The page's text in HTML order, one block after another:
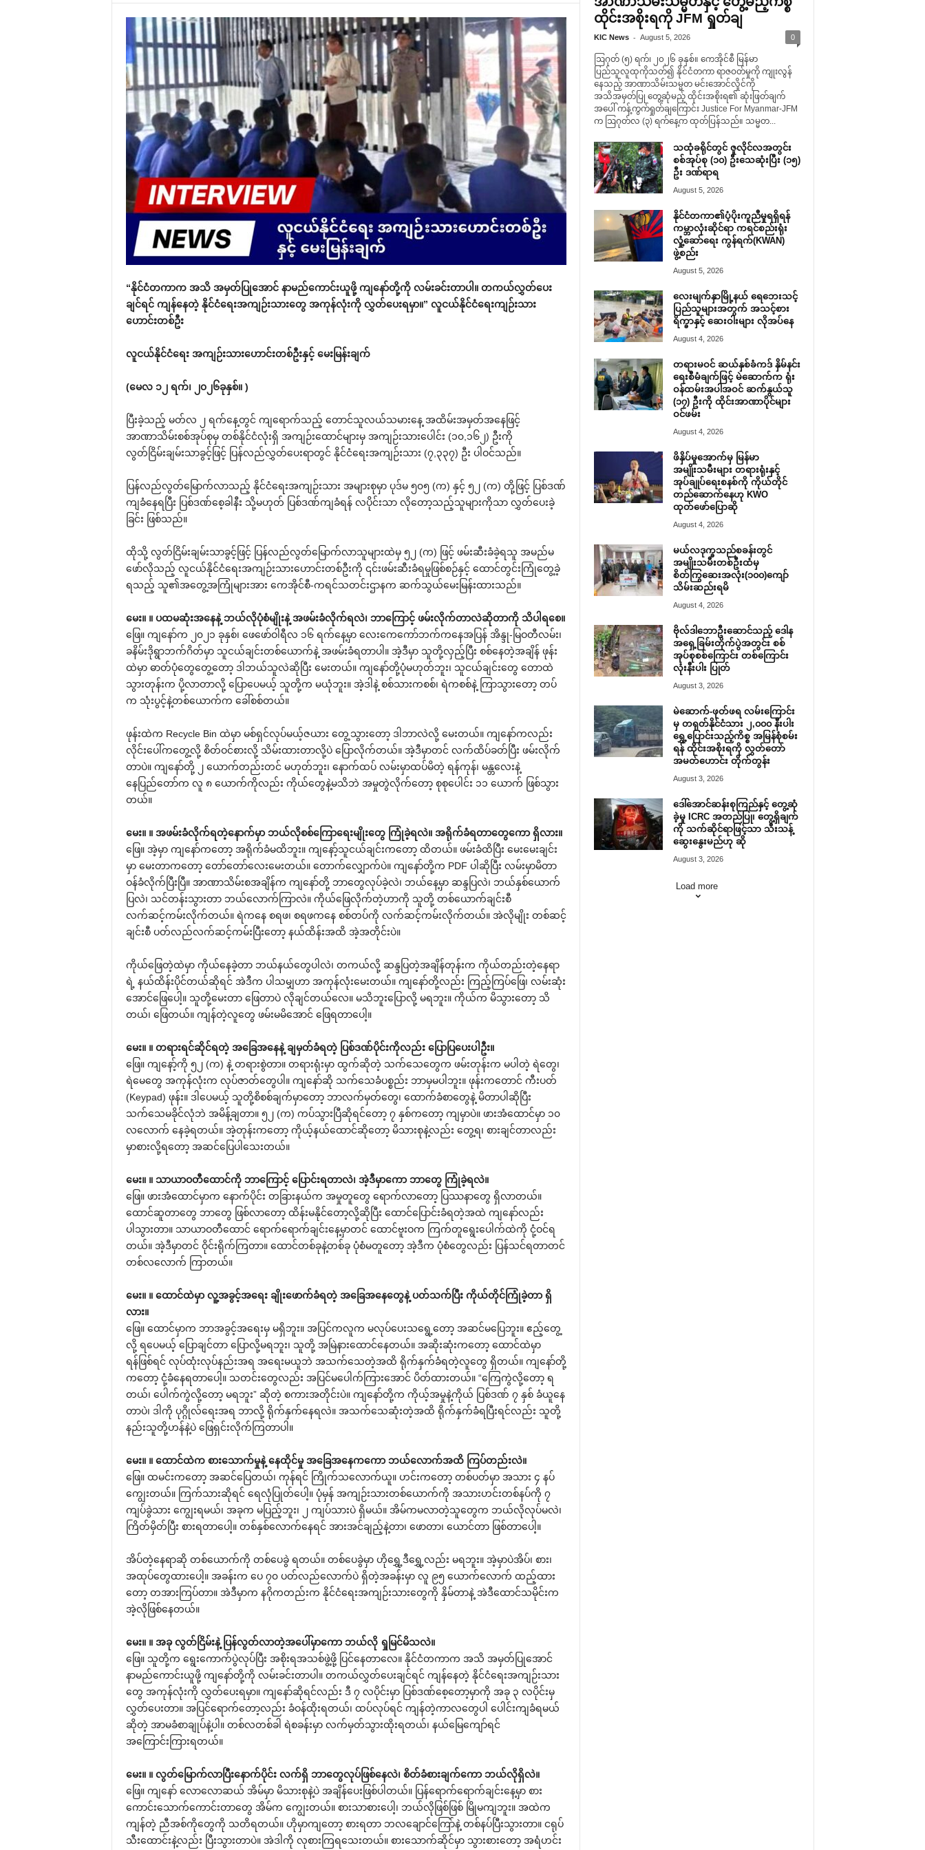
“နိုင်ငံတကာက အသိ အမှတ်ပြုအောင် နာမည်ကောင်းယူဖို့ ကျနော်တို့ကို လမ်းခင်းတာပါ။ တကယ်လွှတ်ပေး
ချင်ရင် ကျန်နေတဲ့ နိုင်ငံရေးအကျဉ်းသားတွေ အကုန်လုံးကို လွှတ်ပေးရမှာ။” လူငယ်နိုင်ငံရေးကျဉ်းသား
ဟောင်းတစ်ဦး
လူငယ်နိုင်ငံရေး အကျဉ်းသားဟောင်းတစ်ဦးနှင့် မေးမြန်းချက်
(မေလ ၁၂ ရက်၊ ၂၀၂၆ခုနှစ်။ )
ပြီးခဲ့သည့် မတ်လ ၂ ရက်နေ့တွင် ကျရောက်သည့် တောင်သူလယ်သမားနေ့ အထိမ်းအမှတ်အနေဖြင့်
အာဏာသိမ်းစစ်အုပ်စုမှ တစ်နိုင်ငံလုံးရှိ အကျဉ်းထောင်များမှ အကျဉ်းသားပေါင်း (၁၀,၁၆၂) ဦးကို
လွတ်ငြိမ်းချမ်းသာခွင့်ဖြင့် ပြန်လည်လွှတ်ပေးရာတွင် နိုင်ငံရေးအကျဉ်းသား (၇,၃၃၇) ဦး ပါဝင်သည်။
ပြန်လည်လွတ်မြောက်လာသည့် နိုင်ငံရေးအကျဉ်းသား အများစုမှာ ပုဒ်မ ၅၀၅ (က) နှင့် ၅၂ (က) တို့ဖြင့် ပြစ်ဒဏ်
ကျခံနေရပြီး ပြစ်ဒဏ်စေ့ခါနီး သို့မဟုတ် ပြစ်ဒဏ်ကျခံရန် လပိုင်းသာ လိုတော့သည့်သူများကိုသာ လွှတ်ပေးခဲ့
ခြင်း ဖြစ်သည်။
ထိုသို့ လွတ်ငြိမ်းချမ်းသာခွင့်ဖြင့် ပြန်လည်လွတ်မြောက်လာသူများထဲမှ ၅၂ (က) ဖြင့် ဖမ်းဆီးခံခဲ့ရသူ အမည်မ
ဖော်လိုသည့် လူငယ်နိုင်ငံရေးအကျဉ်းသားဟောင်းတစ်ဦးကို ၎င်းဖမ်းဆီးခံရမှုဖြစ်စဉ်နှင့် ထောင်တွင်းကြုံတွေ့ခဲ့
ရသည့် သူ၏အတွေ့အကြုံများအား ကေအိုင်စီ-ကရင်သတင်းဌာနက ဆက်သွယ်မေးမြန်းထားသည်။
မေး။ ။ ပထမဆုံးအနေနဲ့ ဘယ်လိုပုံစံမျိုးနဲ့ အဖမ်းခံလိုက်ရလဲ၊ ဘာကြောင့် ဖမ်းလိုက်တာလဲဆိုတာကို သိပါရစေ။
ဖြေ။ ကျနော်က ၂၀၂၁ ခုနှစ်၊ ဖေဖော်ဝါရီလ ၁၆ ရက်နေ့မှာ လေးကေကော်ဘက်ကနေအပြန် အိန္ဒု-မြဝတီလမ်း၊
ခနိမ်းဒိုရွာဘက်ဂိတ်မှာ သူငယ်ချင်းတစ်ယောက်နဲ့ အဖမ်းခံရတာပါ။ အဲ့ဒီမှာ သူတို့လှည့်ပြီး စစ်နေတဲ့အချိန် ဖုန်း
ထဲမှာ ဓာတ်ပုံတွေတွေ့တော့ ဒါဘယ်သူလဲဆိုပြီး မေးတယ်။ ကျနော်တို့ပုံမဟုတ်ဘူး၊ သူငယ်ချင်းတွေ တောထဲ
သွားတုန်းက ပို့လာတာလို့ ပြောပေမယ့် သူတို့က မယုံဘူး။ အဲ့ဒါနဲ့ စစ်သားကစစ်၊ ရဲကစစ်နဲ့ ကြာသွားတော့ တပ်
က သုံးပွင့်နဲ့တစ်ယောက်က ခေါ်စစ်တယ်။
ဖုန်းထဲက Recycle Bin ထဲမှာ မစ်ရှင်လုပ်မယ့်ဇယား တွေ့သွားတော့ ဒါဘာလဲလို့ မေးတယ်။ ကျနော်ကလည်း
လိုင်းပေါ်ကတွေ့လို့ စိတ်ဝင်စားလို့ သိမ်းထားတာလို့ပဲ ပြောလိုက်တယ်။ အဲ့ဒီမှာတင် လက်ထိပ်ခတ်ပြီး ဖမ်းလိုက်
တာပဲ။ ကျနော်တို့ ၂ ယောက်တည်းတင် မဟုတ်ဘူး၊ နောက်ထပ် လမ်းမှာထပ်မိတဲ့ ရန်ကုန်၊ မန္တလေးနဲ့
နေပြည်တော်က လူ ၈ ယောက်ကိုလည်း ကိုယ်တွေနဲ့မသိဘဲ အမှုတွဲလိုက်တော့ စုစုပေါင်း ၁၁ ယောက် ဖြစ်သွား
တယ်။
မေး။ ။ အဖမ်းခံလိုက်ရတဲ့နောက်မှာ ဘယ်လိုစစ်ကြောရေးမျိုးတွေ ကြုံခဲ့ရလဲ။ အရိုက်ခံရတာတွေကော ရှိလား။
ဖြေ။ အဲ့မှာ ကျနော်ကတော့ အရိုက်ခံမထိဘူး။ ကျနော့်သူငယ်ချင်းကတော့ ထိတယ်။ ဖမ်းခံထိပြီး မေးမေးချင်း
မှာ မေးတာကတော့ တော်တော်လေးမေးတယ်။ တောက်လျှောက်ပဲ။ ကျနော်တို့က PDF ပါဆိုပြီး လမ်းမှာမိတာ
ဝန်ခံလိုက်ပြီးပြီ။ အာဏာသိမ်းစအချိန်က ကျနော်တို့ ဘာတွေလုပ်ခဲ့လဲ၊ ဘယ်နေ့မှာ ဆန္ဒပြလဲ၊ ဘယ်နှစ်ယောက်
ပြလဲ၊ သင်တန်းသွားတာ ဘယ်လောက်ကြာလဲ။ ကိုယ်ဖြေလိုက်တဲ့ဟာကို သူတို့ တစ်ယောက်ချင်းစီ
လက်ဆင့်ကမ်းလိုက်တယ်။ ရဲကနေ စရဖ၊ စရဖကနေ စစ်တပ်ကို လက်ဆင့်ကမ်းလိုက်တယ်။ အဲလိုမျိုး တစ်ဆင့်
ချင်းစီ ပတ်လည်လက်ဆင့်ကမ်းပြီးတော့ နယ်ထိန်းအထိ အဲ့အတိုင်းပဲ။
ကိုယ်ဖြေတဲ့ထဲမှာ ကိုယ်နေခဲ့တာ ဘယ်နယ်တွေပါလဲ၊ တကယ်လို့ ဆန္ဒပြတဲ့အချိန်တုန်းက ကိုယ်တည်းတဲ့နေရာ
ရဲ့ နယ်ထိန်းပိုင်တယ်ဆိုရင် အဲဒီက ပါသမျှဟာ အကုန်လုံးမေးတယ်။ ကျနော်တို့လည်း ကြည့်ကြပ်ဖြေ၊ လမ်းဆုံး
အောင်ဖြေပေါ့။ သူတို့မေးတာ ဖြေတာပဲ လိုချင်တယ်လေ။ မသိဘူးပြောလို့ မရဘူး။ ကိုယ်က မိသွားတော့ သိ
တယ်၊ ဖြေတယ်။ ကျန်တဲ့လူတွေ ဖမ်းမမိအောင် ဖြေရတာပေါ့။
မေး။ ။ တရားရင်ဆိုင်ရတဲ့ အခြေအနေနဲ့ ချမှတ်ခံရတဲ့ ပြစ်ဒဏ်ပိုင်းကိုလည်း ပြောပြပေးပါဦး။
ဖြေ။ ကျနော့်ကို ၅၂ (က) နဲ့ တရားစွဲတာ။ တရားရုံးမှာ ထွက်ဆိုတဲ့ သက်သေတွေက ဖမ်းတုန်းက မပါတဲ့ ရဲတွေ၊
ရဲမေတွေ အကုန်လုံးက လုပ်ဇာတ်တွေပါ။ ကျနော်ဆို သက်သေခံပစ္စည်း ဘာမှမပါဘူး။ ဖုန်းကတောင် ကီးပတ်
(Keypad) ဖုန်း။ ဒါပေမယ့် သူတို့စိစစ်ချက်မှာတော့ ဘာလက်မှတ်တွေ၊ ထောက်ခံစာတွေနဲ့ မိတာပါဆိုပြီး
သက်သေမခိုင်လုံဘဲ အမိန့်ချတာ။ ၅၂ (က) ကပ်သွားပြီဆိုရင်တော့ ၇ နှစ်ကတော့ ကျမှာပဲ။ ဖားအံထောင်မှာ ၁၀
လလောက် နေခဲ့ရတယ်။ အဲ့တုန်းကတော့ ကိုယ့်နယ်ထောင်ဆိုတော့ မိသားစုနဲ့လည်း တွေ့ရ၊ စားချင်တာလည်း
မှာစားလို့ရတော့ အဆင်ပြေပါသေးတယ်။
မေး။ ။ သာယာဝတီထောင်ကို ဘာကြောင့် ပြောင်းရတာလဲ၊ အဲ့ဒီမှာကော ဘာတွေ ကြုံခဲ့ရလဲ။
ဖြေ။ ဖားအံထောင်မှာက နောက်ပိုင်း တခြားနယ်က အမှုတူတွေ ရောက်လာတော့ ပြဿနာတွေ ရှိလာတယ်။
ထောင်ဆူတာတွေ ဘာတွေ ဖြစ်လာတော့ ထိန်းမနိုင်တော့လို့ဆိုပြီး ထောင်ပြောင်းခံရတဲ့အထဲ ကျနော်လည်း
ပါသွားတာ။ သာယာဝတီထောင် ရောက်ရောက်ချင်းနေ့မှာတင် ထောင်ဗူးဝက ကြက်တူရွေးပေါက်ထဲကို ငုံ့ဝင်ရ
တယ်။ အဲ့ဒီမှာတင် ဝိုင်းရိုက်ကြတာ။ ထောင်တစ်ခုနဲ့တစ်ခု ပုံစံမတူတော့ အဲ့ဒီက ပုံစံတွေလည်း ပြန်သင်ရတာတင်
တစ်လလောက် ကြာတယ်။
မေး။ ။ ထောင်ထဲမှာ လူ့အခွင့်အရေး ချိုးဖောက်ခံရတဲ့ အခြေအနေတွေနဲ့ ပတ်သက်ပြီး ကိုယ်တိုင်ကြုံခဲ့တာ ရှိ
လား။
ဖြေ။ ထောင်မှာက ဘာအခွင့်အရေးမှ မရှိဘူး။ အပြင်ကလူက မလုပ်ပေးသရွေ့တော့ အဆင်မပြေဘူး။ ဧည့်တွေ့
လို့ ရပေမယ့် ပြောချင်တာ ပြောလို့မရဘူး၊ သူတို့ အမြဲနားထောင်နေတယ်။ အဆိုးဆုံးကတော့ ထောင်ထဲမှာ
ရန်ဖြစ်ရင် လုပ်ထုံးလုပ်နည်းအရ အရေးမယူဘဲ အသက်သေတဲ့အထိ ရိုက်နှက်ခံရတဲ့လူတွေ ရှိတယ်။ ကျနော်တို့
ကတော့ ငုံ့ခံနေရတာပေါ့။ သတင်းတွေလည်း အပြင်မပေါက်ကြားအောင် ပိတ်ထားတယ်။ “ကြေကွဲလို့တော့ ရ
တယ်၊ ပေါက်ကွဲလို့တော့ မရဘူး” ဆိုတဲ့ စကားအတိုင်းပဲ။ ကျနော်တို့က ကိုယ့်အမှုနဲ့ကိုယ် ပြစ်ဒဏ် ၇ နှစ် ခံယူနေ
တာပဲ၊ ဒါကို ပုဂ္ဂိုလ်ရေးအရ ဘာလို့ ရိုက်နှက်နေရလဲ။ အသက်သေဆုံးတဲ့အထိ ရိုက်နှက်ခံရပြီးရင်လည်း သူတို့
နည်းသူတို့ဟန်နဲ့ပဲ ဖြေရှင်းလိုက်ကြတာပါ။
မေး။ ။ ထောင်ထဲက စားသောက်မှုနဲ့ နေထိုင်မှု အခြေအနေကကော ဘယ်လောက်အထိ ကြပ်တည်းလဲ။
ဖြေ။ ထမင်းကတော့ အဆင်ပြေတယ်၊ ကုန်ရင် ကြိုက်သလောက်ယူ။ ဟင်းကတော့ တစ်ပတ်မှာ အသား ၄ နပ်
ကျွေးတယ်။ ကြက်သားဆိုရင် ရေလုံပြုတ်ပေါ့။ ပုံမှန် အကျဉ်းသားတစ်ယောက်ကို အသားဟင်းတစ်နပ်ကို ၇
ကျပ်ခွဲသား ကျွေးရမယ်၊ အခုက မပြည့်ဘူး၊ ၂ ကျပ်သားပဲ ရှိမယ်။ အိမ်ကမလာတဲ့သူတွေက ဘယ်လိုလုပ်မလဲ၊
ကြိတ်မှိတ်ပြီး စားရတာပေါ့။ တစ်နှစ်လောက်နေရင် အားအင်ချည့်နဲ့တာ၊ ဖောတာ၊ ယောင်တာ ဖြစ်တာပေါ့။
အိပ်တဲ့နေရာဆို တစ်ယောက်ကို တစ်ပေခွဲ ရတယ်။ တစ်ပေခွဲမှာ ဟိုရွှေ့ဒီရွှေ့လည်း မရဘူး။ အဲ့မှာပဲအိပ်၊ စား၊
အထုပ်တွေထားပေါ့။ အခန်းက ပေ ၇၀ ပတ်လည်လောက်ပဲ ရှိတဲ့အခန်းမှာ လူ ၉၅ ယောက်လောက် ထည့်ထား
တော့ တအားကြပ်တာ။ အဲဒီမှာက နဂိုကတည်းက နိုင်ငံရေးအကျဉ်းသားတွေကို နှိမ်တာနဲ့ အဲဒီထောင်သမိုင်းက
အဲ့လိုဖြစ်နေတယ်။
မေး။ ။ အခု လွတ်ငြိမ်းနဲ့ ပြန်လွတ်လာတဲ့အပေါ်မှာကော ဘယ်လို ရှုမြင်မိသလဲ။
ဖြေ။ သူတို့က ရွေးကောက်ပွဲလုပ်ပြီး အစိုးရအသစ်ဖွဲ့ဖို့ ပြင်နေတာလေ။ နိုင်ငံတကာက အသိ အမှတ်ပြုအောင်
နာမည်ကောင်းယူဖို့ ကျနော်တို့ကို လမ်းခင်းတာပါ။ တကယ်လွှတ်ပေးချင်ရင် ကျန်နေတဲ့ နိုင်ငံရေးအကျဉ်းသား
တွေ အကုန်လုံးကို လွှတ်ပေးရမှာ။ ကျနော်ဆိုရင်လည်း ဒီ ၇ လပိုင်းမှာ ပြစ်ဒဏ်စေ့တော့မှာကို အခု ၃ လပိုင်းမှ
လွှတ်ပေးတာ။ အပြင်ရောက်တော့လည်း ခံဝန်ထိုးရတယ်၊ ထပ်လုပ်ရင် ကျန်တဲ့ကာလတွေပါ ပေါင်းကျခံရမယ်
ဆိုတဲ့ အာမခံစာချုပ်နဲ့ပါ။ တစ်လတစ်ခါ ရဲစခန်းမှာ လက်မှတ်သွားထိုးရတယ်၊ နယ်မြေကျော်ရင်
အကြောင်းကြားရတယ်။
မေး။ ။ လွတ်မြောက်လာပြီးနောက်ပိုင်း လက်ရှိ ဘာတွေလုပ်ဖြစ်နေလဲ၊ စိတ်ခံစားချက်ကော ဘယ်လိုရှိလဲ။
ဖြေ။ ကျနော် လောလောဆယ် အိမ်မှာ မိသားစုနဲ့ပဲ အချိန်ပေးဖြစ်ပါတယ်။ ပြန်ရောက်ရောက်ချင်းနေ့မှာ စား
ကောင်းသောက်ကောင်းတာတွေ အိမ်က ကျွေးတယ်။ စားသာစားပေါ့၊ ဘယ်လိုဖြစ်ဖြစ် မြိုမကျဘူး။ အထဲက
ကျန်တဲ့ ညီအစ်ကိုတွေကို သတိရတယ်။ ဟိုမှာကျတော့ စားရတာ ဘလချောင်ကြော်နဲ့ တစ်နပ်ပြီးသွားတာ။ ငရုပ်
သီးထောင်းနဲ့လည်း ပြီးသွားတာပဲ။ အဲဒါကို လုစားကြရသေးတယ်။ စားသောက်ဆိုင်မှာ သွားစားတော့ အရံဟင်း
ထိုင်းအစိုးရကို JFM ရှုတ်ချ
KIC News - August 5, 2026 0
ဩဂုတ် (၅) ရက်၊ ၂၀၂၆ ခုနှစ်။ ကေအိုင်စီ မြန်မာ
ပြည်သူလူထုကိုသတ်၍ နိုင်ငံတကာ ရာဇဝတ်မှုကို ကျုးလွန်
နေသည့် အာဏာသိမ်းသမ္မတ မင်းအောင်လှိုင်ကို
အသိအမှတ်ပြု တွေ့ဆုံမည့် ထိုင်းအစိုးရ၏ ဆုံးဖြတ်ချက်
အပေါ် ကန့်ကွက်ရှုတ်ချကြောင်း Justice For Myanmar-JFM
က ဩဂုတ်လ (၃) ရက်နေ့က ထုတ်ပြန်သည်။ သမ္မတ...
သထုံခရိုင်တွင် ဇူလိုင်လအတွင်း
စစ်အုပ်စု (၁၀) ဦးသေဆုံးပြီး (၁၅)
ဦး ဒဏ်ရာရ
August 5, 2026
နိုင်ငံတကာ၏ပံ့ပိုးကူညီမှုရရှိရန်
ကမ္ဘာလုံးဆိုင်ရာ ကရင်စည်းရုံး
လှုံ့ဆော်ရေး ကွန်ရက်(KWAN)
ဖွဲ့စည်း
August 5, 2026
လေးမျက်နှာမြို့နယ် ရေဘေးသင့်
ပြည်သူများအတွက် အသင့်စား
ရိက္ခာနှင့် ဆေးဝါးများ လိုအပ်နေ
August 4, 2026
တရားမဝင် ဆယ်နှစ်ခံကဒ် နှိမ်နင်း
ရေးစီမံချက်ဖြင့် မဲဆောက်က ရုံး
ဝန်ထမ်းအပါအဝင် ဆက်နွယ်သူ
(၁၇) ဦးကို ထိုင်းအာဏာပိုင်များ
ဝင်ဖမ်း
August 4, 2026
ဖိနှိပ်မှုအောက်မှ မြန်မာ
အမျိုးသမီးများ တရားရုံးနှင့်
အုပ်ချုပ်ရေးစနစ်ကို ကိုယ်တိုင်
တည်ဆောက်နေဟု KWO
ထုတ်ဖော်ပြောဆို
August 4, 2026
မယ်လဒုက္ခသည်စခန်းတွင်
အမျိုးသမီးတစ်ဦးထံမှ
စိတ်ကြွဆေးအလုံး(၁၀၀)ကျော်
သိမ်းဆည်းရမိ
August 4, 2026
ဗိုလ်ဒါဘောဦးဆောင်သည့် ဒေါန
အရှေ့ခြမ်းတိုက်ပွဲအတွင်း စစ်
အုပ်စုစစ်ကြောင်း တစ်ကြောင်း
လုံးနီးပါး ပြုတ်
August 3, 2026
မဲဆောက်-ဖုတ်ဖရ လမ်းကြောင်း
မှ တရုတ်နိုင်ငံသား ၂,၀၀၀ နီးပါး
ရွှေ့ပြောင်းသည့်ကိစ္စ အမြန်စုံစမ်း
ရန် ထိုင်းအစိုးရကို လွှတ်တော်
အမတ်ဟောင်း တိုက်တွန်း
August 3, 2026
ဒေါ်အောင်ဆန်းစုကြည်နှင့် တွေ့ဆုံ
ခဲ့မှု ICRC အတည်ပြု၊ တွေ့ရှိချက်
ကို သက်ဆိုင်ရာဖြင့်သာ သီးသန့်
ဆွေးနွေးမည်ဟု ဆို
August 3, 2026
Load more